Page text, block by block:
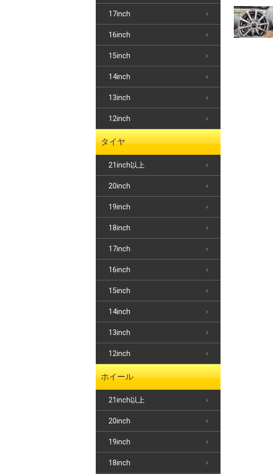
17inch
16inch
15inch
14inch
13inch
12inch
タイヤ
21inch以上
20inch
19inch
18inch
17inch
16inch
15inch
14inch
13inch
12inch
ホイール
21inch以上
20inch
19inch
18inch